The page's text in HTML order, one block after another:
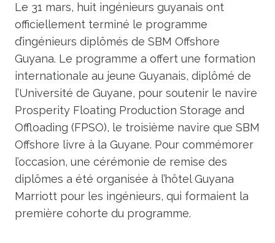
Le 31 mars, huit ingénieurs guyanais ont
officiellement terminé le programme
d’ingénieurs diplômés de SBM Offshore
Guyana. Le programme a offert une formation
internationale au jeune Guyanais, diplômé de
l’Université de Guyane, pour soutenir le navire
Prosperity Floating Production Storage and
Offloading (FPSO), le troisième navire que SBM
Offshore livre à la Guyane. Pour commémorer
l’occasion, une cérémonie de remise des
diplômes a été organisée à l’hôtel Guyana
Marriott pour les ingénieurs, qui formaient la
première cohorte du programme.